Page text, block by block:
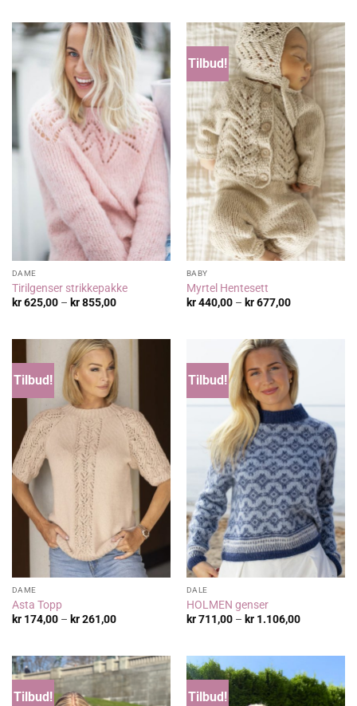
DAME
Tirilgenser strikkepakke
kr625,00 – kr855,00Prisområde:
Tilbud!
BABY
Myrtel Hentesett
kr440,00 – kr677,00Prisområde:
Tilbud!
DAME
Asta Topp
kr174,00 – kr261,00Prisområde:
Tilbud!
DALE
HOLMEN genser
kr711,00 – kr1.106,00
Tilbud! Tilbud!